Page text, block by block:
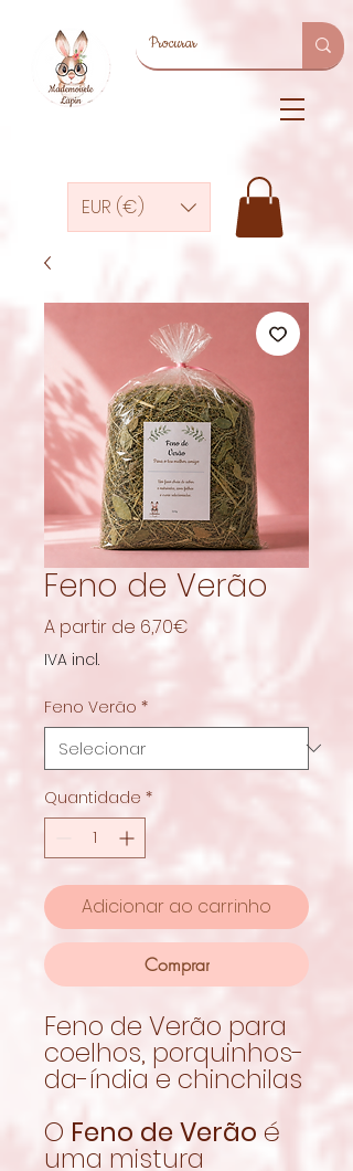
EUR (€)
Feno de Verão
A partir de 6,70€
IVA incl.
Feno Verão *
Quantidade *
Adicionar ao carrinho
Comprar
Feno de Verão para
coelhos, porquinhos-
da-índia e chinchilas
O Feno de Verão é
uma mistura